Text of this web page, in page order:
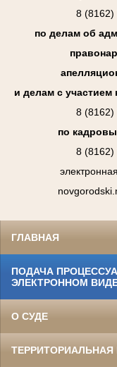
8 (8162)
по делам об
и делам с участием
8 (8162)
по
8 (8162)
ГЛАВНАЯ
ПОДАЧА
ЭЛЕКТРОННОМ
О СУДЕ